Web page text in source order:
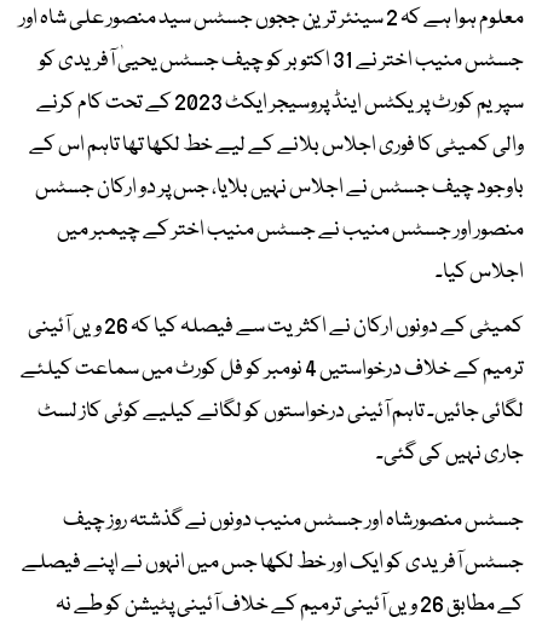
معلوم ہوا ہے کہ 2 سینئر ترین ججوں جسٹس سید منصور علی شاہ اور
جسٹس منیب اختر نے 31 اکتوبر کو چیف جسٹس یحییٰ آفریدی کو
سپریم کورٹ پریکٹس اینڈ پروسیجر ایکٹ 2023 کے تحت کام کرنے
والی کمیٹی کا فوری اجلاس بلانے کے لیے خط لکھا تھا تاہم اس کے
باوجود چیف جسٹس نے اجلاس نہیں بلایا، جس پر دو ارکان جسٹس
منصور اور جسٹس منیب نے جسٹس منیب اختر کے چیمبر میں
اجلاس کیا۔
کمیٹی کے دونوں ارکان نے اکثریت سے فیصلہ کیا کہ 26 ویں آئینی
ترمیم کے خلاف درخواستیں 4 نومبر کو فل کورٹ میں سماعت کیلئے
لگائی جائیں۔ تاہم آئینی درخواستوں کو لگانے کیلیے کوئی کاز لسٹ
جاری نہیں کی گئی۔
جسٹس منصورشاہ اور جسٹس منیب دونوں نے گذشتہ روز چیف
جسٹس آفریدی کو ایک اور خط لکھا جس میں انہوں نے اپنے فیصلے
کے مطابق 26 ویں آئینی ترمیم کے خلاف آئینی پٹیشن کو طے نہ